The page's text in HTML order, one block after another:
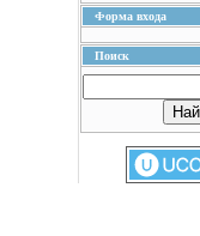
Форма входа
Поиск